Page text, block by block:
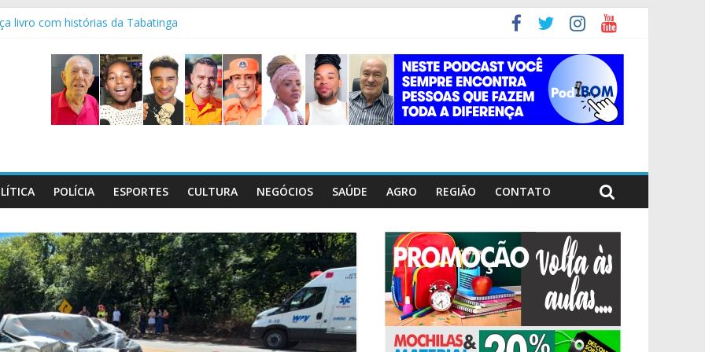
livro com histórias da Tabatinga
boas é sempre emocionante!
mostra riscos dentro de casa
bêbado dirigindo carreta na BR-262
POLÍCIA ESPORTES CULTURA NEGÓCIOS SAÚDE AGRO REGIÃO CONTATO